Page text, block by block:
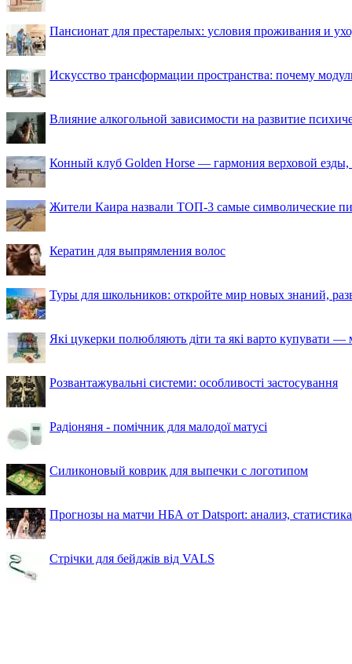
Пансионат для престарелых: условия проживания и
Искусство трансформации пространства: почему
Влияние алкогольной зависимости на развитие
Конный клуб Golden Horse — гармония верховой езды,
Жители Каира назвали ТОП-3 самые символические
Кератин для выпрямления волос
Туры для школьников: откройте мир новых знаний,
Які цукерки полюбляють діти та які варто купувати —
Розвантажувальні системи: особливості застосування
Радіоняня - помічник для малодої матусі
Силиконовый коврик для выпечки с логотипом
Прогнозы на матчи НБА от Datsport: анализ,
Стрічки для бейджів від VALS